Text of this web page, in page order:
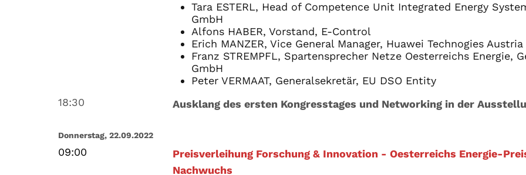
Tara ESTERL, Head of Competence Unit Integrated Energy
GmbH
Alfons HABER, Vorstand, E-Control
Erich MANZER, Vice General Manager, Huawei Technogies Austria
Franz STREMPFL, Spartensprecher Netze Oesterreichs Energie,
GmbH
Peter VERMAAT, Generalsekretär, EU DSO Entity
18:30
Ausklang des ersten Kongresstages und Networking in der
Donnerstag, 22.09.2022
09:00
Preisverleihung Forschung & Innovation - Oesterreichs Energie-
Nachwuchs